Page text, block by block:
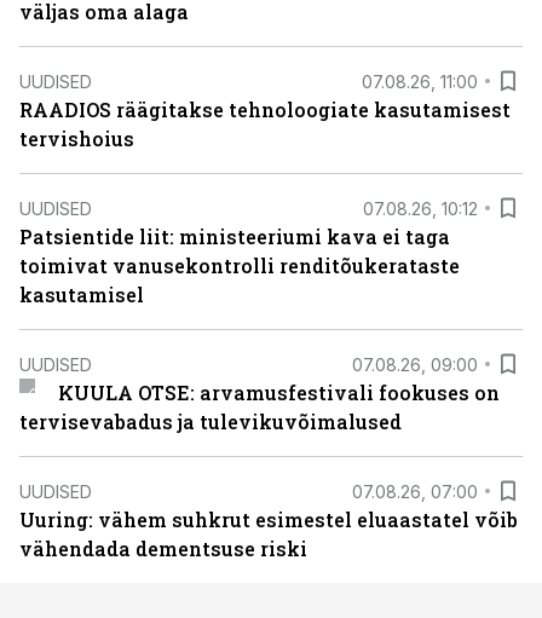
väljas oma alaga
UUDISED 07.08.26, 11:00
RAADIOS räägitakse tehnoloogiate kasutamisest
tervishoius
UUDISED 07.08.26, 10:12
Patsientide liit: ministeeriumi kava ei taga
toimivat vanusekontrolli renditõukerataste
kasutamisel
UUDISED 07.08.26, 09:00
KUULA OTSE: arvamusfestivali fookuses on
tervisevabadus ja tulevikuvõimalused
UUDISED 07.08.26, 07:00
Uuring: vähem suhkrut esimestel eluaastatel võib
vähendada dementsuse riski